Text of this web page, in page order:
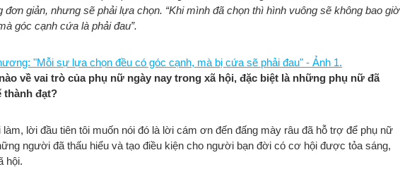
giản, nhưng sẽ phải lựa chọn. “Khi mình đã chọn thì hình vuông sẽ không bao giờ
góc cạnh cứa là phải đau”.
về vai trò của phụ nữ ngày nay trong xã hội, đặc biệt là những phụ nữ đã
thành đạt?
lời đầu tiên tôi muốn nói đó là lời cám ơn đến đấng mày râu đã hỗ trợ để phụ nữ
người đã thấu hiểu và tạo điều kiện cho người bạn đời có cơ hội được tỏa sáng,
hội.